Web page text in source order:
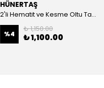
HÜNERTAŞ
2'li Hematit ve Kesme Oltu Taşı Bileklik
%4
₺ 1,150.00
₺ 1,100.00